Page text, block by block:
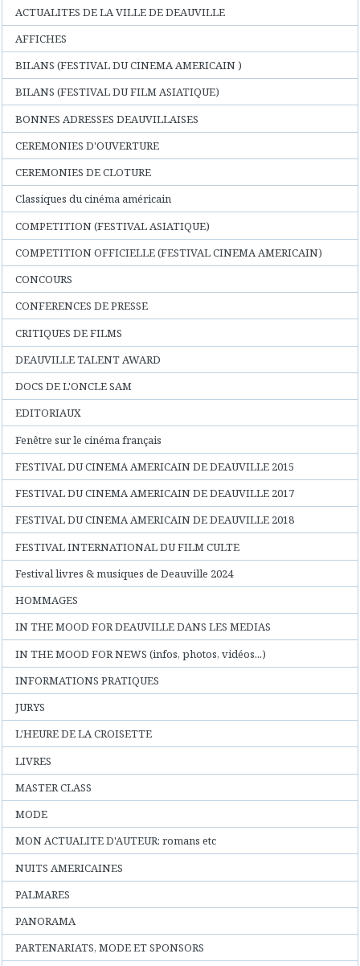
ACTUALITES DE LA VILLE DE DEAUVILLE
AFFICHES
BILANS (FESTIVAL DU CINEMA AMERICAIN )
BILANS (FESTIVAL DU FILM ASIATIQUE)
BONNES ADRESSES DEAUVILLAISES
CEREMONIES D'OUVERTURE
CEREMONIES DE CLOTURE
Classiques du cinéma américain
COMPETITION (FESTIVAL ASIATIQUE)
COMPETITION OFFICIELLE (FESTIVAL CINEMA AMERICAIN)
CONCOURS
CONFERENCES DE PRESSE
CRITIQUES DE FILMS
DEAUVILLE TALENT AWARD
DOCS DE L'ONCLE SAM
EDITORIAUX
Fenêtre sur le cinéma français
FESTIVAL DU CINEMA AMERICAIN DE DEAUVILLE 2015
FESTIVAL DU CINEMA AMERICAIN DE DEAUVILLE 2017
FESTIVAL DU CINEMA AMERICAIN DE DEAUVILLE 2018
FESTIVAL INTERNATIONAL DU FILM CULTE
Festival livres & musiques de Deauville 2024
HOMMAGES
IN THE MOOD FOR DEAUVILLE DANS LES MEDIAS
IN THE MOOD FOR NEWS (infos, photos, vidéos...)
INFORMATIONS PRATIQUES
JURYS
L'HEURE DE LA CROISETTE
LIVRES
MASTER CLASS
MODE
MON ACTUALITE D'AUTEUR: romans etc
NUITS AMERICAINES
PALMARES
PANORAMA
PARTENARIATS, MODE ET SPONSORS